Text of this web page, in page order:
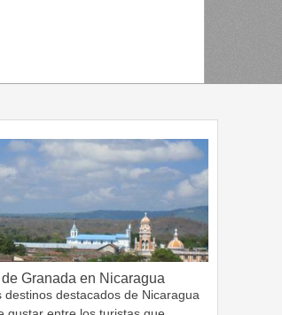
Granada en Nicaragua
destacados de Nicaragua